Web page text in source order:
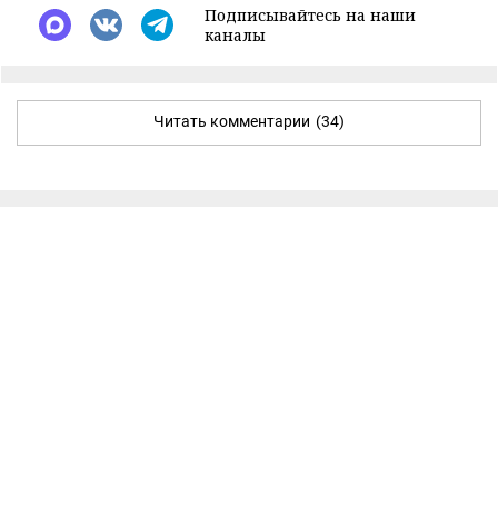
Подписывайтесь на наши
каналы
Читать комментарии (34)